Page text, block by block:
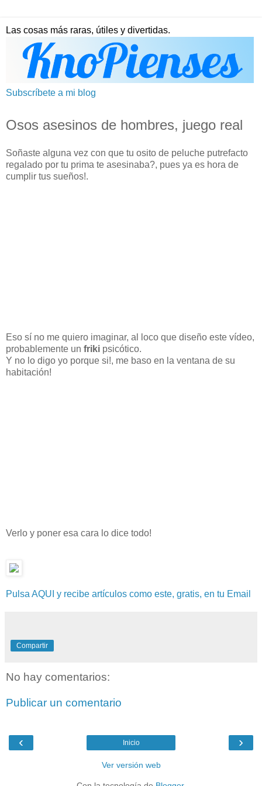
Las cosas más raras, útiles y divertidas.
Subscríbete a mi blog
Osos asesinos de hombres, juego real
Soñaste alguna vez con que tu osito de peluche putrefacto
regalado por tu prima te asesinaba?, pues ya es hora de
cumplir tus sueños!.
Eso sí no me quiero imaginar, al loco que diseño este vídeo,
probablemente un friki psicótico.
Y no lo digo yo porque si!, me baso en la ventana de su
habitación!
Verlo y poner esa cara lo dice todo!
Pulsa AQUI y recibe artículos como este, gratis, en tu Email
Compartir
No hay comentarios:
Publicar un comentario
‹ ›
Inicio
Ver versión web